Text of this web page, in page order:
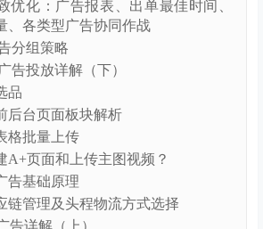
程
解：各站点解读和优劣势分析
特色篇（二）
语及账户安全须知
详解（下）
键词投放实操讲解